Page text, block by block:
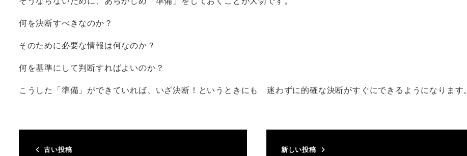
何を決断すべきなのか？
そのために必要な情報は何なのか？
何を基準にして判断すればよいのか？
こうした「準備」ができていれば、いざ決断！というときにも 迷わずに的確な決断がすぐにできるようになります。
古い投稿 新しい投稿